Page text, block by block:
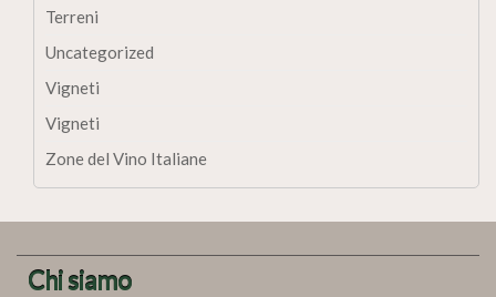
Terreni
Uncategorized
Vigneti
Vigneti
Zone del Vino Italiane
Chi siamo